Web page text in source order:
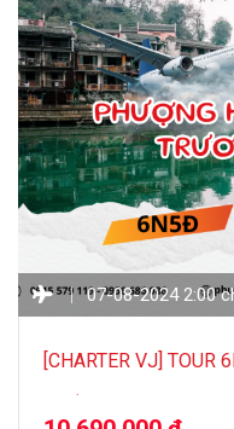
07-08-2024 2:00
[CHARTER VJ] TOUR